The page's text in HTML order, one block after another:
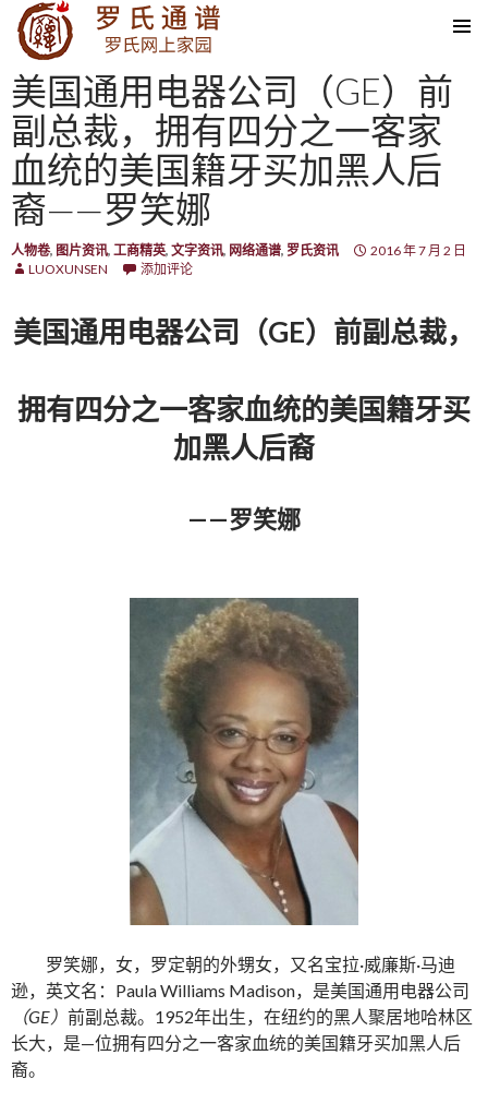
SKIP TO CONTENT
美国通用电器公司（GE）前
副总裁，拥有四分之一客家
血统的美国籍牙买加黑人后
裔——罗笑娜
人物卷, 图片资讯, 工商精英, 文字资讯, 网络通谱, 罗氏资讯
2016 年 7 月 2 日
LUOXUNSEN
添加评论
美国通用电器公司（GE）前副总裁，
拥有四分之一客家血统的美国籍牙买
加黑人后裔
——罗笑娜
罗笑娜，女，罗定朝的外甥女，又名宝拉·威廉斯·马迪
逊，英文名：Paula Williams Madison，是美国通用电器公司
（GE） 前副总裁。1952年出生，在纽约的黑人聚居地哈林区
长大，是—位拥有四分之一客家血统的美国籍牙买加黑人后
裔。